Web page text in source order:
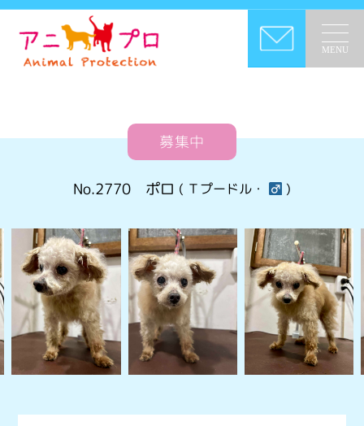
MENU
No.2770 ポロ ( Ｔプードル・ )
募集中